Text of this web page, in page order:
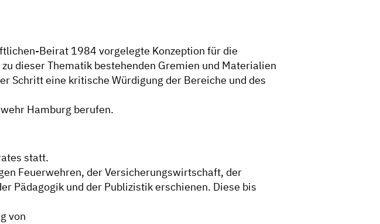
Beirat 1984 vorgelegte Konzeption für die
dieser Thematik bestehenden Gremien und Materialien
Schritt eine kritische Würdigung der Bereiche und des
Hamburg berufen.
statt.
Feuerwehren, der Versicherungswirtschaft, der
Pädagogik und der Publizistik erschienen. Diese bis
von